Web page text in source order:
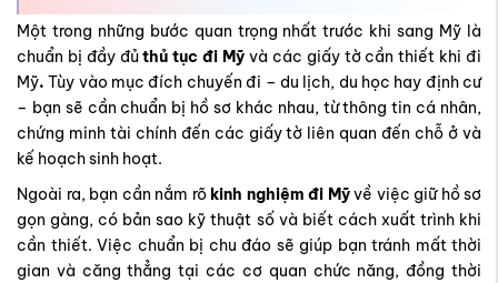
Một trong những bước quan trọng nhất trước khi sang Mỹ là
chuẩn bị đầy đủthủ tục đi Mỹ và các giấy tờ cần thiết khi đi
Mỹ. Tùy vào mục đích chuyến đi – du lịch, du học hay định cư
– bạn sẽ cần chuẩn bị hồ sơ khác nhau, từ thông tin cá nhân,
chứng minh tài chính đến các giấy tờ liên quan đến chỗ ở và
kế hoạch sinh hoạt.
Ngoài ra, bạn cần nắm rõ kinh nghiệm đi Mỹvề việc giữ hồ sơ
gọn gàng, có bản sao kỹ thuật số và biết cách xuất trình khi
cần thiết. Việc chuẩn bị chu đáo sẽ giúp bạn tránh mất thời
gian và căng thẳng tại các cơ quan chức năng, đồng thời